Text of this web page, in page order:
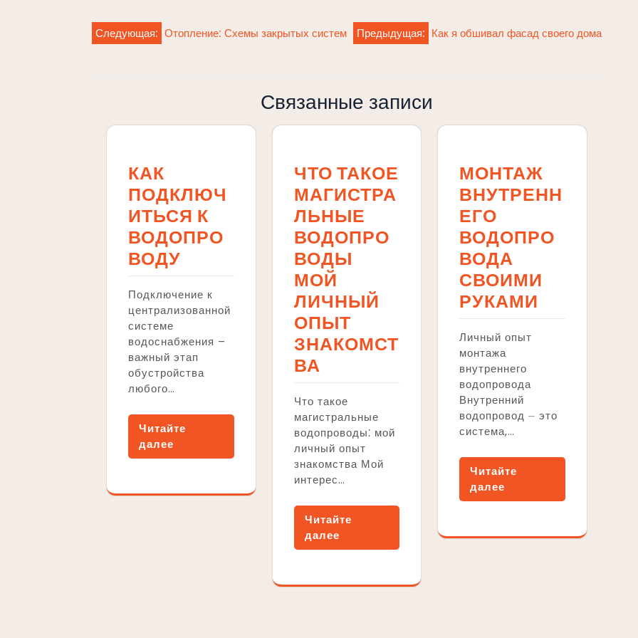
Навигация
Предыдущая: Как я обшивал фасад своего дома
Следующая: Отопление: Схемы закрытых систем
Связанные записи
КАК
ПОДКЛЮЧ
ИТЬСЯ К
ВОДОПРО
ВОДУ
Подключение к
централизованной
системе
водоснабжения –
важный этап
обустройства
любого…
Читайте
далее
ЧТО ТАКОЕ
МАГИСТРА
ЛЬНЫЕ
ВОДОПРО
ВОДЫ
МОЙ
ЛИЧНЫЙ
ОПЫТ
ЗНАКОМСТ
ВА
Что такое
магистральные
водопроводы⁚ мой
личный опыт
знакомства Мой
интерес…
Читайте
далее
МОНТАЖ
ВНУТРЕНН
ЕГО
ВОДОПРО
ВОДА
СВОИМИ
РУКАМИ
Личный опыт
монтажа
внутреннего
водопровода
Внутренний
водопровод ⏤ это
система,…
Читайте
далее